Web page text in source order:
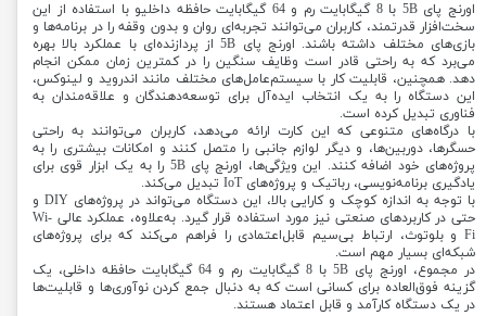
اورنج پای 5B با 8 گیگابایت رم و 64 گیگابایت حافظه داخلیو با استفاده از این
سخت‌افزار قدرتمند، کاربران می‌توانند تجربه‌ای روان و بدون وقفه را در برنامه‌ها و
بازی‌های مختلف داشته باشند. اورنج پای 5B از پردازنده‌ای با عملکرد بالا بهره
می‌برد که به راحتی قادر است وظایف سنگین را در کمترین زمان ممکن انجام
دهد. همچنین، قابلیت کار با سیستم‌عامل‌های مختلف مانند اندروید و لینوکس،
این دستگاه را به یک انتخاب ایده‌آل برای توسعه‌دهندگان و علاقه‌مندان به
فناوری تبدیل کرده است.
با درگاه‌های متنوعی که این کارت ارائه می‌دهد، کاربران می‌توانند به راحتی
حسگرها، دوربین‌ها، و دیگر لوازم جانبی را متصل کنند و امکانات بیشتری را به
پروژه‌های خود اضافه کنند. این ویژگی‌ها، اورنج پای 5B را به یک ابزار قوی برای
یادگیری برنامه‌نویسی، رباتیک و پروژه‌های IoT تبدیل می‌کند.
با توجه به اندازه کوچک و کارایی بالا، این دستگاه می‌تواند در پروژه‌های DIY و
حتی در کاربردهای صنعتی نیز مورد استفاده قرار گیرد. به‌علاوه، عملکرد عالی Wi-
Fi و بلوتوث، ارتباط بی‌سیم قابل‌اعتمادی را فراهم می‌کند که برای پروژه‌های
شبکه‌ای بسیار مهم است.
در مجموع، اورنج پای 5B با 8 گیگابایت رم و 64 گیگابایت حافظه داخلی، یک
گزینه فوق‌العاده برای کسانی است که به دنبال جمع کردن نوآوری‌ها و قابلیت‌ها
در یک دستگاه کارآمد و قابل اعتماد هستند.